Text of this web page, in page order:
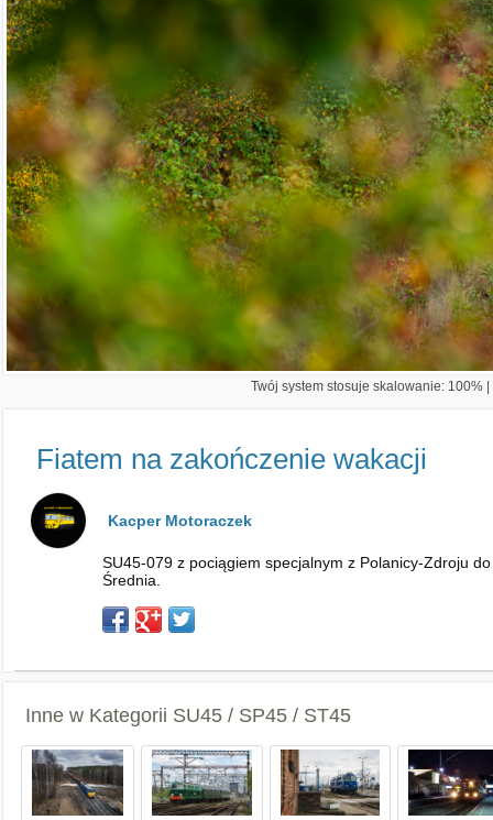
Twój system stosuje skalowanie: 100%
Fiatem na zakończenie wakacji
Kacper Motoraczek
SU45-079 z pociągiem specjalnym z Polanicy-Zdroju
Średnia.
Inne w Kategorii SU45 / SP45 / ST45